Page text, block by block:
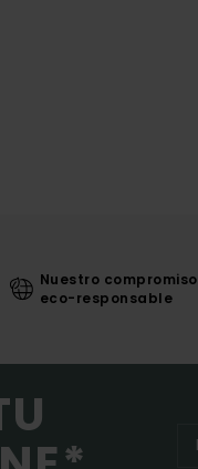
Nuestro compromiso
eco-responsable